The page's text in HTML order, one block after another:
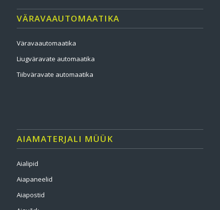
VÄRAVAAUTOMAATIKA
Väravaautomaatika
Liugväravate automaatika
Tiibväravate automaatika
AIAMATERJALI MÜÜK
Aialipid
Aiapaneelid
Aiapostid